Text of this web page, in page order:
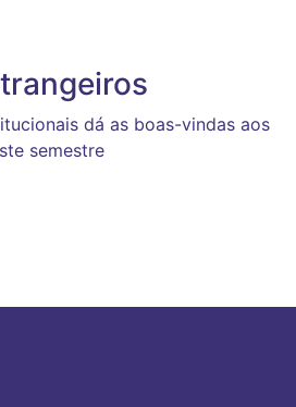
dá as boas-vindas aos
semestre